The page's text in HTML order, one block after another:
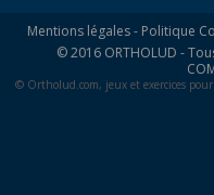
Mentions légales- Politique
© 2016 ORTHOLUD -
© Ortholud.com, jeux et exercices